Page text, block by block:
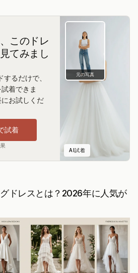
このドレ
てみまし
るだけで、
着できま
お試しくだ
試着
元の写真
AI試着
ドレスとは？2026年に人気が